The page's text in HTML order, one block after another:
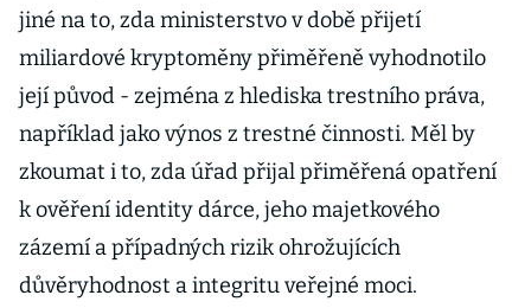
jiné na to, zda ministerstvo v době přijetí
miliardové kryptoměny přiměřeně vyhodnotilo
její původ - zejména z hlediska trestního práva,
například jako výnos z trestné činnosti. Měl by
zkoumat i to, zda úřad přijal přiměřená opatření
k ověření identity dárce, jeho majetkového
zázemí a případných rizik ohrožujících
důvěryhodnost a integritu veřejné moci.